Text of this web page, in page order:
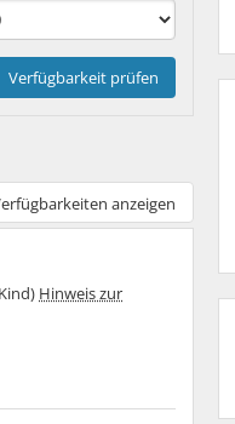
Verfügbarkeit prüfen
anzeigen
Hinweis zur